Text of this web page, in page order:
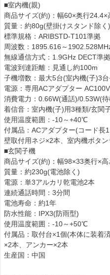
■室内機(親)
商品サイズ(約)：幅60×奥行24.4×
質量：約80g(壁掛けスタンド除く)
標準規格：ARIBSTD-T101準拠
周波数：1895.616～
無線通信方式：1.9GHz DECT準
電波到達距離：見通し約100m
子機増数：最大5台(室内機(子)3
電源：専用ACアダプター
消費電力：0.66W(通話)/0.53W(待
着信音：室内機(子)用3種類/玄関
使用温度範囲：-10～+40℃
付属品：ACアダプター(コード長
壁取付用ネジ×2本、室内機ボタ
■玄関子機
商品サイズ(約)：幅98×33奥行×
質量：約230g(電池除く)
電源：単3アルカリ乾電池2本
連続通話時間：3分間
電池寿命：約1年
防水性能：IPX3(防雨型)
使用温度範囲：-10～+50℃
付属品：取付台×1個(本体に装着
×2本、アンカー×2本
生産国：中国